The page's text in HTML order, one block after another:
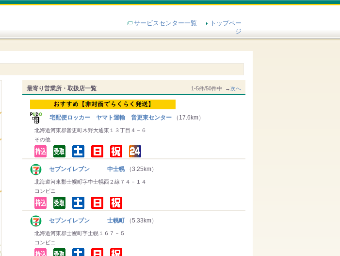
サービスセンター一覧
トップペー
ジ
最寄り営業所・取扱店一覧 1-5件/50件中 →次へ
宅配便ロッカー ヤマト運輸 音更東センター （17.6km）
北海道河東郡音更町木野大通東１３丁目４－６
その他
セブンイレブン 中士幌 （3.25km）
北海道河東郡士幌町字中士幌西２線７４－１４
コンビニ
セブンイレブン 士幌町 （5.33km）
北海道河東郡士幌町字士幌１６７－５
コンビニ